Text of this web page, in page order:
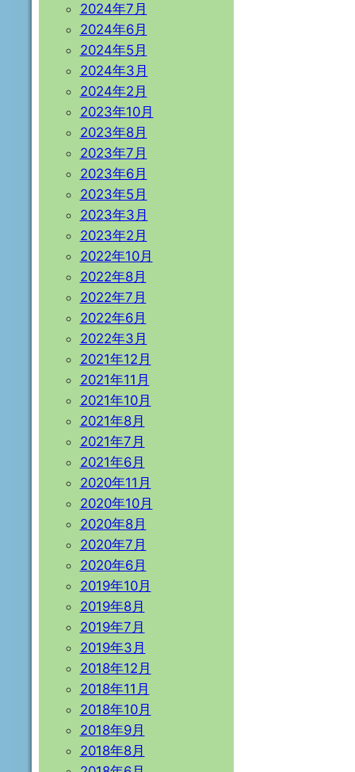
2024年7月
2024年6月
2024年5月
2024年3月
2024年2月
2023年10月
2023年8月
2023年7月
2023年6月
2023年5月
2023年3月
2023年2月
2022年10月
2022年8月
2022年7月
2022年6月
2022年3月
2021年12月
2021年11月
2021年10月
2021年8月
2021年7月
2021年6月
2020年11月
2020年10月
2020年8月
2020年7月
2020年6月
2019年10月
2019年8月
2019年7月
2019年3月
2018年12月
2018年11月
2018年10月
2018年9月
2018年8月